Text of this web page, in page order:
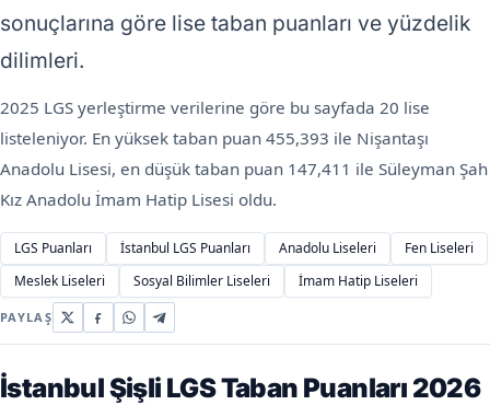
sonuçlarına göre lise taban puanları ve yüzdelik
dilimleri.
2025 LGS yerleştirme verilerine göre bu sayfada 20 lise
listeleniyor. En yüksek taban puan 455,393 ile Nişantaşı
Anadolu Lisesi, en düşük taban puan 147,411 ile Süleyman Şah
Kız Anadolu İmam Hatip Lisesi oldu.
LGS Puanları İstanbul LGS Puanları Anadolu Liseleri
Fen Liseleri
Meslek Liseleri
Sosyal Bilimler Liseleri İmam Hatip Liseleri
PAYLAŞ
İstanbul Şişli LGS Taban Puanları 2026